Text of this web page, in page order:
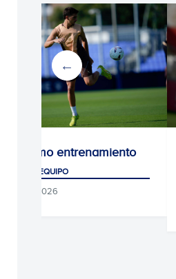
Próximo entrenamiento
PRIMER EQUIPO
06/08/2026